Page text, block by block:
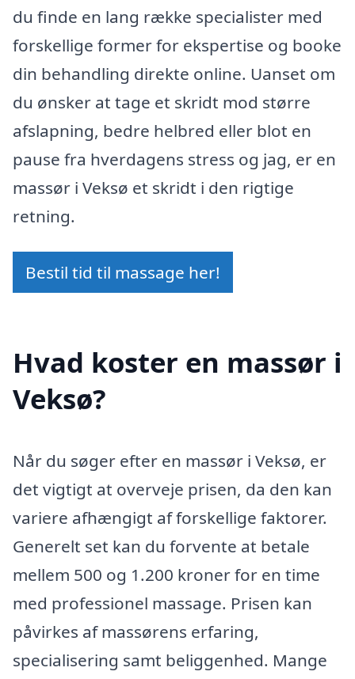
du finde en lang række specialister med
forskellige former for ekspertise og booke
din behandling direkte online. Uanset om
du ønsker at tage et skridt mod større
afslapning, bedre helbred eller blot en
pause fra hverdagens stress og jag, er en
massør i Veksø et skridt i den rigtige
retning.
Bestil tid til massage her!
Hvad koster en massør i
Veksø?
Når du søger efter en massør i Veksø, er
det vigtigt at overveje prisen, da den kan
variere afhængigt af forskellige faktorer.
Generelt set kan du forvente at betale
mellem 500 og 1.200 kroner for en time
med professionel massage. Prisen kan
påvirkes af massørens erfaring,
specialisering samt beliggenhed. Mange